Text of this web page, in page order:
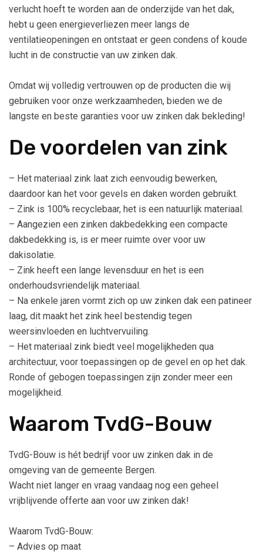
verlucht hoeft te worden aan de onderzijde van het dak,
hebt u geen energieverliezen meer langs de
ventilatieopeningen en ontstaat er geen condens of koude
lucht in de constructie van uw zinken dak.
Omdat wij volledig vertrouwen op de producten die wij
gebruiken voor onze werkzaamheden, bieden we de
langste en beste garanties voor uw zinken dak bekleding!
De voordelen van zink
– Het materiaal zink laat zich eenvoudig bewerken,
daardoor kan het voor gevels en daken worden gebruikt.
– Zink is 100% recyclebaar, het is een natuurlijk materiaal.
– Aangezien een zinken dakbedekking een compacte
dakbedekking is, is er meer ruimte over voor uw
dakisolatie.
– Zink heeft een lange levensduur en het is een
onderhoudsvriendelijk materiaal.
– Na enkele jaren vormt zich op uw zinken dak een patineer
laag, dit maakt het zink heel bestendig tegen
weersinvloeden en luchtvervuiling.
– Het materiaal zink biedt veel mogelijkheden qua
architectuur, voor toepassingen op de gevel en op het dak.
Ronde of gebogen toepassingen zijn zonder meer een
mogelijkheid.
Waarom TvdG-Bouw
TvdG-Bouw is hét bedrijf voor uw zinken dak in de
omgeving van de gemeente Bergen.
Wacht niet langer en vraag vandaag nog een geheel
vrijblijvende offerte aan voor uw zinken dak!
Waarom TvdG-Bouw:
– Advies op maat